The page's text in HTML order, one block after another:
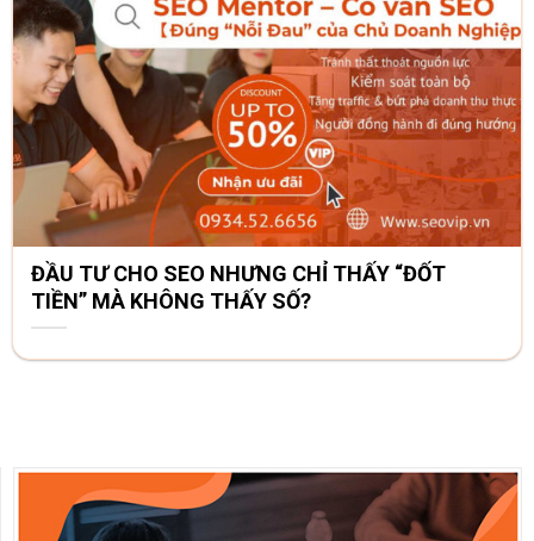
ĐẦU TƯ CHO SEO NHƯNG CHỈ THẤY “ĐỐT
TIỀN” MÀ KHÔNG THẤY SỐ?